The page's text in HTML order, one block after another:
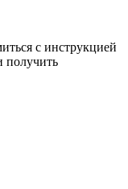
с инструкцией
получить